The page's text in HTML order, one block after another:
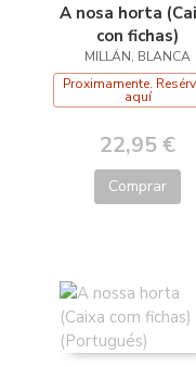
A nosa horta
con fichas)
MILLÁN, BLANCA
Proximamente.
aquí
22,95 €
Comprar